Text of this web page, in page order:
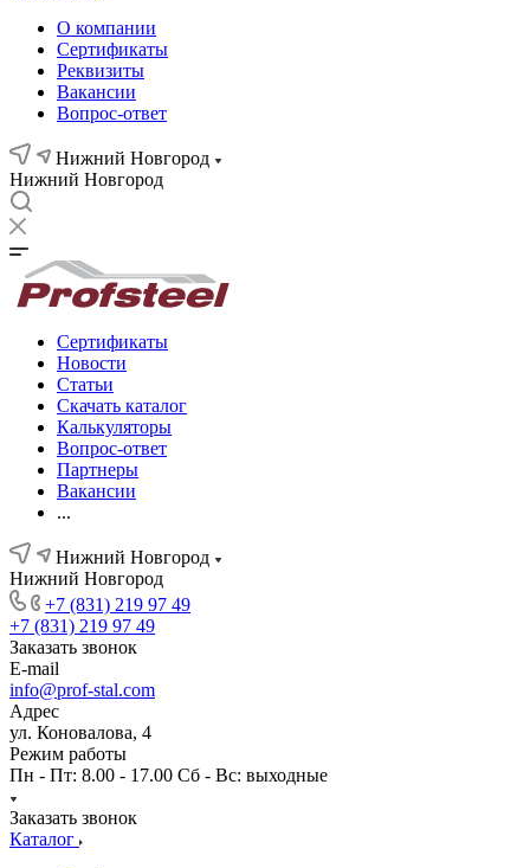
О компании
Сертификаты
Реквизиты
Вакансии
Вопрос-ответ
Нижний Новгород
Нижний Новгород
Сертификаты
Новости
Статьи
Скачать каталог
Калькуляторы
Вопрос-ответ
Партнеры
Вакансии
...
Нижний Новгород
Нижний Новгород
+7 (831) 219 97 49
+7 (831) 219 97 49
Заказать звонок
E-mail
info@prof-stal.com
Адрес
ул. Коновалова, 4
Режим работы
Пн - Пт: 8.00 - 17.00 Сб - Вс: выходные
Заказать звонок
Каталог